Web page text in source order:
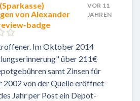
von Alexander
VOR 11
JAHREN
Im Oktober 2014
über 211€
samt Zinsen für
2002 von der Quelle eröffnet
Jahr per Post ein Depot-